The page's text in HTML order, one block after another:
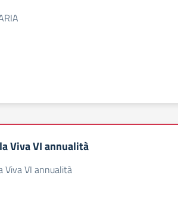
Viva VI annualità
Viva VI annualità